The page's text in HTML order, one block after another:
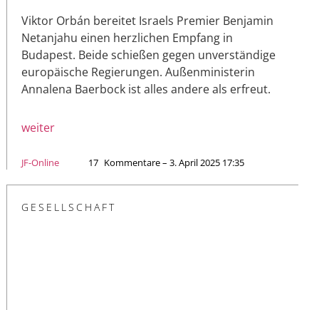
Viktor Orbán bereitet Israels Premier Benjamin
Netanjahu einen herzlichen Empfang in
Budapest. Beide schießen gegen unverständige
europäische Regierungen. Außenministerin
Annalena Baerbock ist alles andere als erfreut.
weiter
JF-Online 17 Kommentare – 3. April 2025 17:35
GESELLSCHAFT